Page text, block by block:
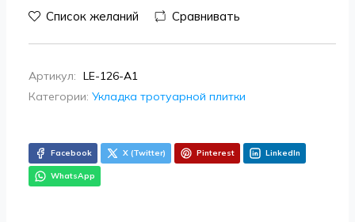
Список желаний Сравнивать
Артикул: LE-126-A1
Категории: Укладка тротуарной плитки
Facebook X (Twitter) Pinterest LinkedIn
WhatsApp